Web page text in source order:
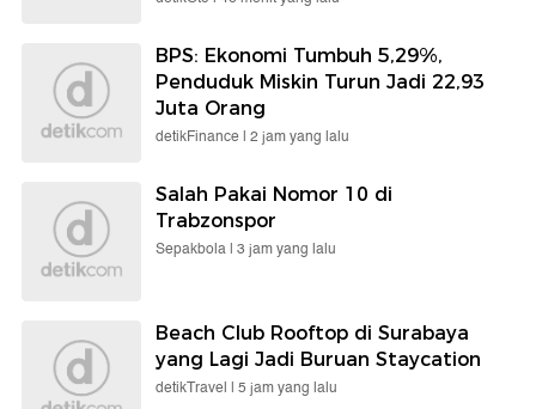
BPS: Ekonomi Tumbuh 5,29%,
Penduduk Miskin Turun Jadi 22,93
Juta Orang
detikFinance | 2 jam yang lalu
Salah Pakai Nomor 10 di
Trabzonspor
Sepakbola | 3 jam yang lalu
Beach Club Rooftop di Surabaya
yang Lagi Jadi Buruan Staycation
detikTravel | 5 jam yang lalu